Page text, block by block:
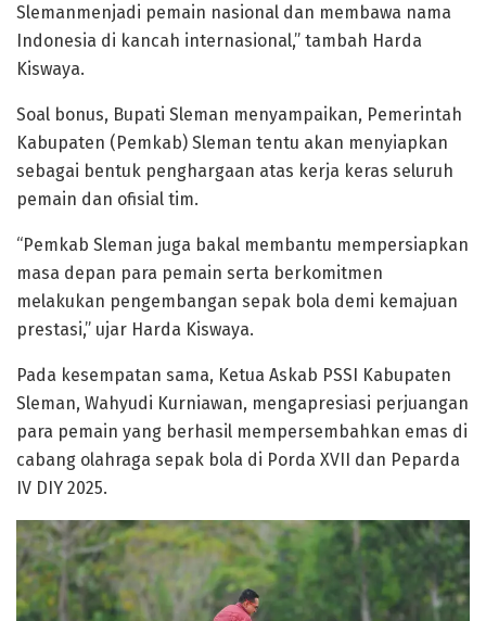
Slemanmenjadi pemain nasional dan membawa nama
Indonesia di kancah internasional,” tambah Harda
Kiswaya.
Soal bonus, Bupati Sleman menyampaikan, Pemerintah
Kabupaten (Pemkab) Sleman tentu akan menyiapkan
sebagai bentuk penghargaan atas kerja keras seluruh
pemain dan ofisial tim.
“Pemkab Sleman juga bakal membantu mempersiapkan
masa depan para pemain serta berkomitmen
melakukan pengembangan sepak bola demi kemajuan
prestasi,” ujar Harda Kiswaya.
Pada kesempatan sama, Ketua Askab PSSI Kabupaten
Sleman, Wahyudi Kurniawan, mengapresiasi perjuangan
para pemain yang berhasil mempersembahkan emas di
cabang olahraga sepak bola di Porda XVII dan Peparda
IV DIY 2025.